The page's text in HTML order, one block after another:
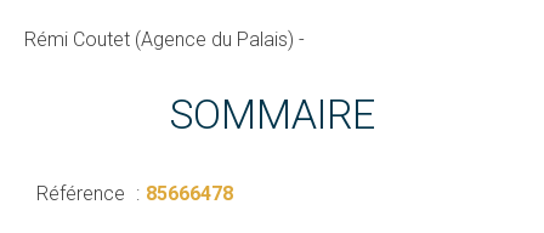
Rémi Coutet (Agence du Palais) -
SOMMAIRE
Référence 85666478